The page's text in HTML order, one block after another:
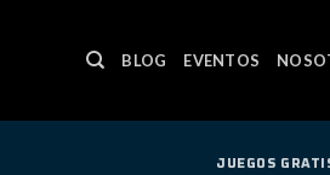
BLOG EVENTOS
JUEGOS